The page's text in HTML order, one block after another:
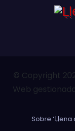
© Copyright
Web
Sobre ‘Ḷḷena